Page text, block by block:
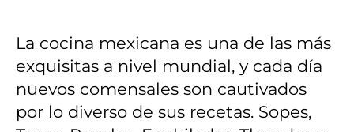
La cocina mexicana es una de las más
exquisitas a nivel mundial, y cada día
nuevos comensales son cautivados
por lo diverso de sus recetas. Sopes,